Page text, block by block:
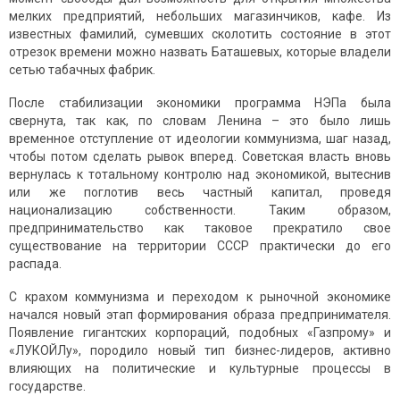
мелких предприятий, небольших магазинчиков, кафе. Из
известных фамилий, сумевших сколотить состояние в этот
отрезок времени можно назвать Баташевых, которые владели
сетью табачных фабрик.
После стабилизации экономики программа НЭПа была
свернута, так как, по словам Ленина – это было лишь
временное отступление от идеологии коммунизма, шаг назад,
чтобы потом сделать рывок вперед. Советская власть вновь
вернулась к тотальному контролю над экономикой, вытеснив
или же поглотив весь частный капитал, проведя
национализацию собственности. Таким образом,
предпринимательство как таковое прекратило свое
существование на территории СССР практически до его
распада.
С крахом коммунизма и переходом к рыночной экономике
начался новый этап формирования образа предпринимателя.
Появление гигантских корпораций, подобных «Газпрому» и
«ЛУКОЙЛу», породило новый тип бизнес-лидеров, активно
влияющих на политические и культурные процессы в
государстве.